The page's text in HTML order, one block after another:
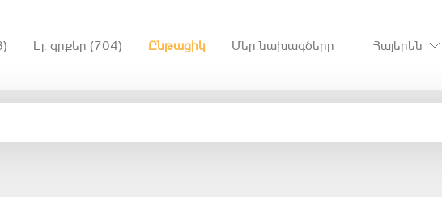
Էլ. գրքեր (704) Ընթացիկ Մեր նախագծերը Հայերեն